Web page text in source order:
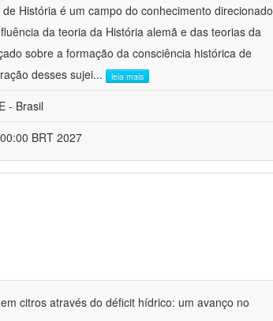
História é um campo do conhecimento direcionado
da teoria da História alemã e das teorias da
sobre a formação da consciência histórica de
desses sujei... leia mais
- Brasil
BRT 2027
citros através do déficit hídrico: um avanço no